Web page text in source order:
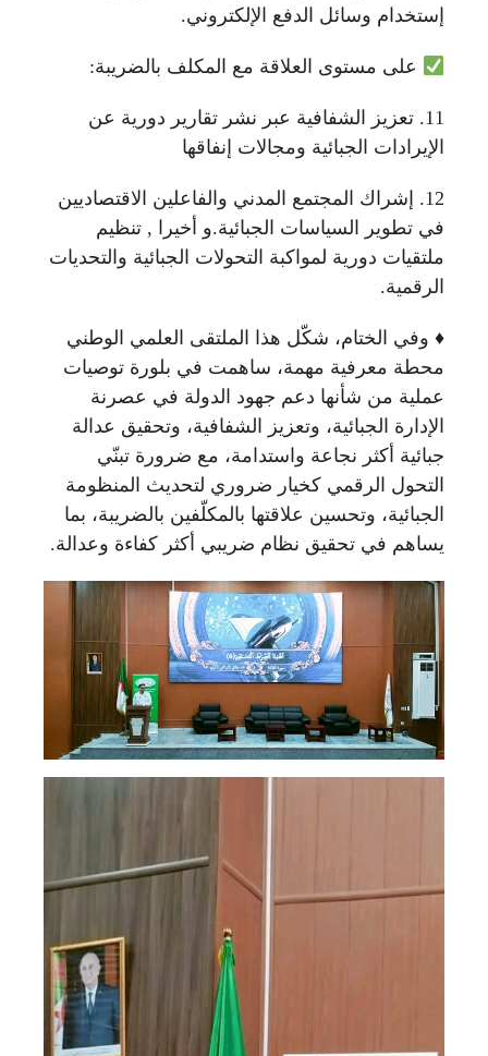
إستخدام وسائل الدفع الإلكتروني.
على مستوى العلاقة مع المكلف بالضريبة:
11. تعزيز الشفافية عبر نشر تقارير دورية عن
الإيرادات الجبائية ومجالات إنفاقها
12. إشراك المجتمع المدني والفاعلين الاقتصاديين
في تطوير السياسات الجبائية.و أخيرا , تنظيم
ملتقيات دورية لمواكبة التحولات الجبائية والتحديات
الرقمية.
♦️ وفي الختام، شكّل هذا الملتقى العلمي الوطني
محطة معرفية مهمة، ساهمت في بلورة توصيات
عملية من شأنها دعم جهود الدولة في عصرنة
الإدارة الجبائية، وتعزيز الشفافية، وتحقيق عدالة
جبائية أكثر نجاعة واستدامة، مع ضرورة تبنّي
التحول الرقمي كخيار ضروري لتحديث المنظومة
الجبائية، وتحسين علاقتها بالمكلّفين بالضريبة، بما
يساهم في تحقيق نظام ضريبي أكثر كفاءة وعدالة.